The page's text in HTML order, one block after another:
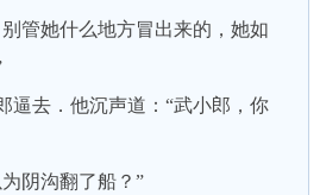
她什么地方冒出来的，她如
去．他沉声道：“武小郎，你
阴沟翻了船？”